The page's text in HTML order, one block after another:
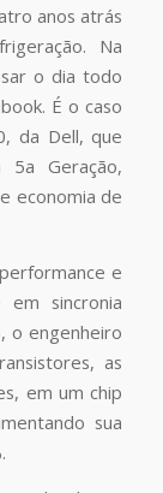
anos atrás
Na
o dia todo
É o caso
da Dell, que
Geração,
economia de
e
em sincronia
o engenheiro
as
em um chip
sua